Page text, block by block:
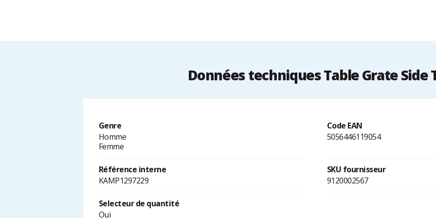
Données techniques Table Grate Side
Genre
Homme
Femme
Code EAN
5056446119054
Référence interne
KAMP1297229
SKU fournisseur
9120002567
Selecteur de quantité
Oui